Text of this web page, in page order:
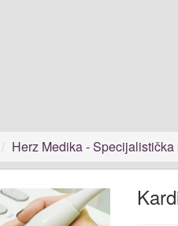
Herz Medika -